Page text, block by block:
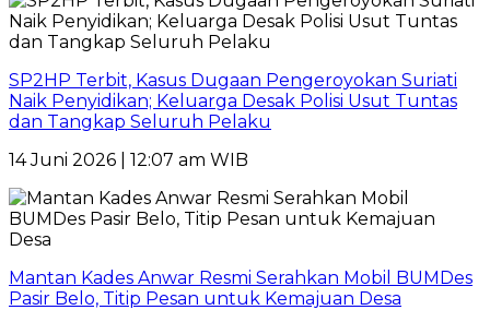
SP2HP Terbit, Kasus Dugaan Pengeroyokan Suriati
Naik Penyidikan; Keluarga Desak Polisi Usut Tuntas
dan Tangkap Seluruh Pelaku
14 Juni 2026 | 12:07 am WIB
Mantan Kades Anwar Resmi Serahkan Mobil BUMDes
Pasir Belo, Titip Pesan untuk Kemajuan Desa